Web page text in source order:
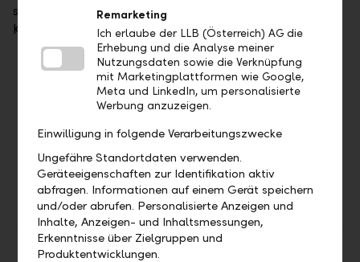
sowie bei juristischen Personen zusätzlich der den
Kunden allenfalls beherrschenden Personen:
Name
Adresse
Ansässigkeitsstaat(en)
Steueridentifikationsnummer(n)
Geburtsdatum/-ort (bei natürlichen
Personen)
Teilen
Remarketing
Ich erlaube der LLB (Österreich) AG die
Erhebung und die Analyse meiner
Nutzungsdaten sowie die Verknüpfung
mit Marketingplattformen wie Google,
Meta und LinkedIn, um personalisierte
Werbung anzuzeigen.
Einwilligung in folgende Verarbeitungszwecke
Ungefähre Standortdaten verwenden.
Geräteeigenschaften zur Identifikation aktiv
abfragen. Informationen auf einem Gerät speichern
und/oder abrufen. Personalisierte Anzeigen und
Inhalte, Anzeigen- und Inhaltsmessungen,
Erkenntnisse über Zielgruppen und
Produktentwicklungen.